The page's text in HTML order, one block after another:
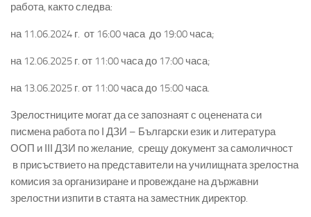
работа, както следва:
на 11.06.2024 г. от 16:00 часа до 19:00 часа;
на 12.06.2025 г. от 11:00 часа до 17:00 часа;
на 13.06.2025 г. от 11:00 часа до 15:00 часа.
Зрелостниците могат да се запознаят с оценената си
писмена работа по І ДЗИ – Български език и литература
ООП и ІІІ ДЗИ по желание, срещу документ за самоличност
в присъствието на представители на училищната зрелостна
комисия за организиране и провеждане на държавни
зрелостни изпити в стаята на заместник директор.